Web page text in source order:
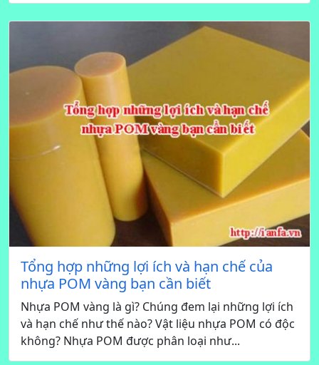
Tổng hợp những lợi ích và hạn chế của
nhựa POM vàng bạn cần biết
Nhựa POM vàng là gì? Chúng đem lại những lợi ích
và hạn chế như thế nào? Vật liệu nhựa POM có độc
không? Nhựa POM được phân loại như...